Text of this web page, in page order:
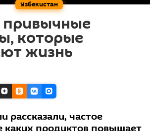
Узбекистан
которые
жизнь
рассказали, частое